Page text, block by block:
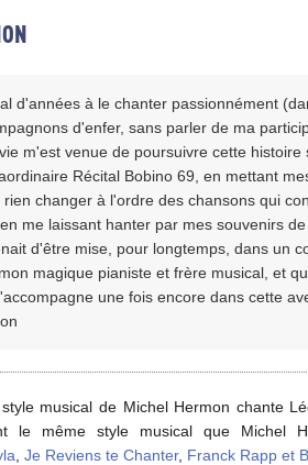
d'années à le chanter passionnément
d'enfer, sans parler de ma
m'est venue de poursuivre cette
Récital Bobino 69, en mettant
rien changer à l'ordre des chansons qui
me laissant hanter par mes souvenirs
d'être mise, pour longtemps, dans un
magique pianiste et frère musical, et
une fois encore dans cette
musical de Michel Hermon chante
le même style musical que Michel
Je Reviens te Chanter, Franck Rapp et